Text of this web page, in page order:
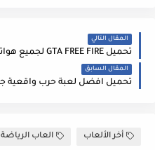
المقال التالي
المقال السابق
أخر الألعاب العاب الرياضة